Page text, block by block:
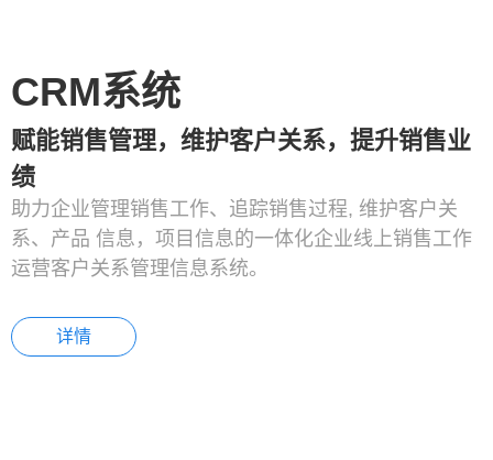
CRM系统
赋能销售管理，维护客户关系，提升销售业
绩
助力企业管理销售工作、追踪销售过程, 维护客户关
系、产品 信息，项目信息的一体化企业线上销售工作
运营客户关系管理信息系统。
详情